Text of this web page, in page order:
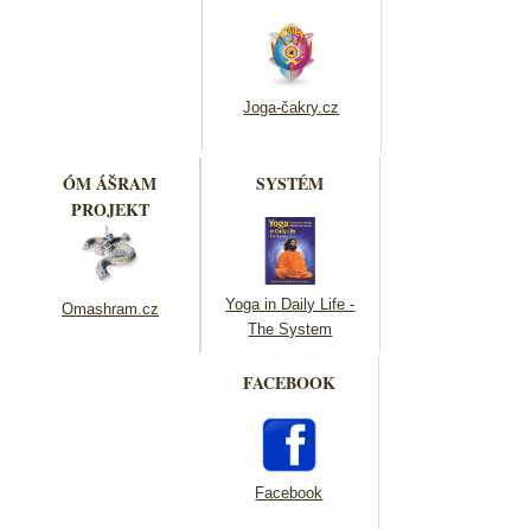
Joga-čakry.cz
ÓM ÁŠRAM
PROJEKT
Omashram.cz
SYSTÉM
Yoga in Daily Life -
The System
FACEBOOK
Facebook